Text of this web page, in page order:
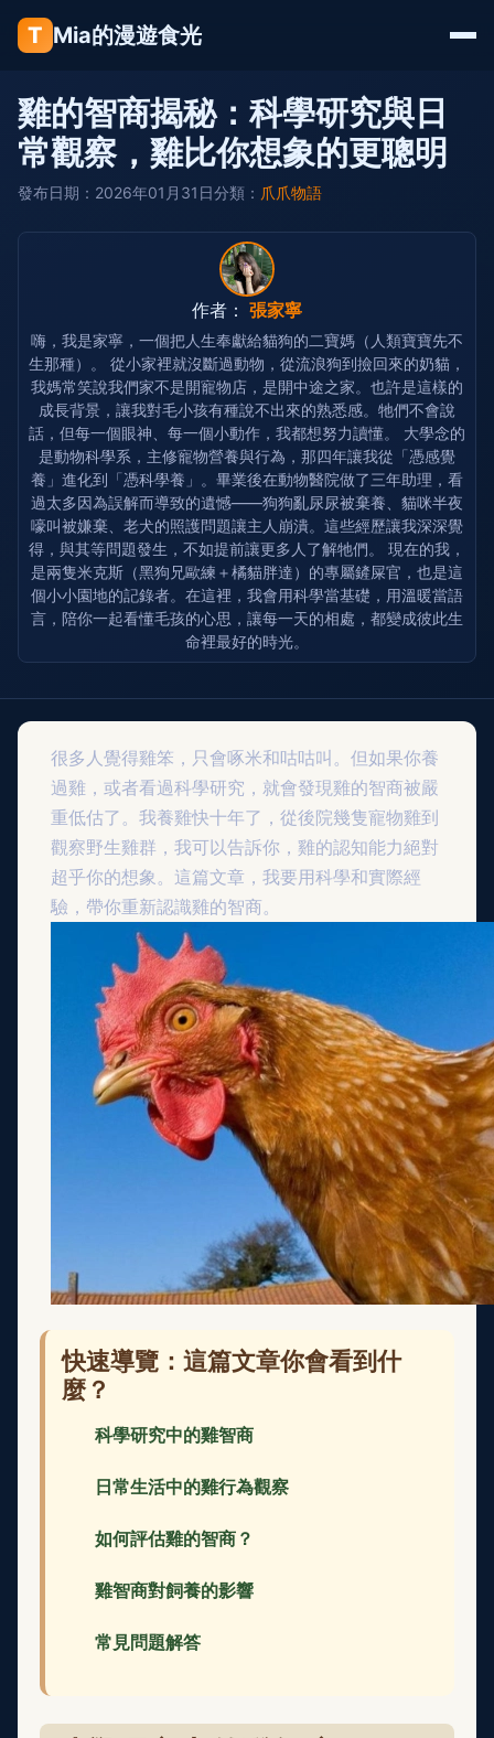
T Mia的漫遊食光
雞的智商揭秘：科學研究與日
常觀察，雞比你想象的更聰明
發布日期：2026年01月31日分類： 爪爪物語
作者： 張家寧
嗨，我是家寧，一個把人生奉獻給貓狗的二寶媽（人類寶寶先不
生那種）。 從小家裡就沒斷過動物，從流浪狗到撿回來的奶貓，
我媽常笑說我們家不是開寵物店，是開中途之家。也許是這樣的
成長背景，讓我對毛小孩有種說不出來的熟悉感。牠們不會說
話，但每一個眼神、每一個小動作，我都想努力讀懂。 大學念的
是動物科學系，主修寵物營養與行為，那四年讓我從「憑感覺
養」進化到「憑科學養」。畢業後在動物醫院做了三年助理，看
過太多因為誤解而導致的遺憾——狗狗亂尿尿被棄養、貓咪半夜
嚎叫被嫌棄、老犬的照護問題讓主人崩潰。這些經歷讓我深深覺
得，與其等問題發生，不如提前讓更多人了解牠們。 現在的我，
是兩隻米克斯（黑狗兄歐練＋橘貓胖達）的專屬鏟屎官，也是這
個小小園地的記錄者。在這裡，我會用科學當基礎，用溫暖當語
言，陪你一起看懂毛孩的心思，讓每一天的相處，都變成彼此生
命裡最好的時光。
很多人覺得雞笨，只會啄米和咕咕叫。但如果你養
過雞，或者看過科學研究，就會發現雞的智商被嚴
重低估了。我養雞快十年了，從後院幾隻寵物雞到
觀察野生雞群，我可以告訴你，雞的認知能力絕對
超乎你的想象。這篇文章，我要用科學和實際經
驗，帶你重新認識雞的智商。
快速導覽：這篇文章你會看到什
麼？
科學研究中的雞智商
日常生活中的雞行為觀察
如何評估雞的智商？
雞智商對飼養的影響
常見問題解答